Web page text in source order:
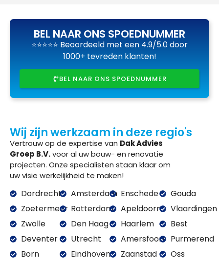
BEL NAAR ONS SPOEDNUMMER
⭐⭐⭐⭐⭐ Beoordeeld met een 4.9/5.0 door
1000+ tevreden klanten!
BEL NAAR ONS SPOEDNUMMER
Wij zijn werkzaam in deze regio's
Vertrouw op de expertise van Dak Advies
Groep B.V.voor al uw bouw- en renovatie
projecten. Onze specialisten staan klaar om
uw visie werkelijkheid te maken!
Dordrecht
Zoetermeer
Zwolle
Deventer
Born
Amsterdam
Rotterdam
Den Haag
Utrecht
Eindhoven
Enschede
Apeldoorn
Haarlem
Amersfoort
Zaanstad
Gouda
Vlaardingen
Best
Purmerend
Oss